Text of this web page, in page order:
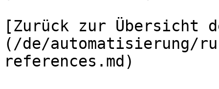
[Zurück zur Übersicht
(/de/automatisierung/
references.md)